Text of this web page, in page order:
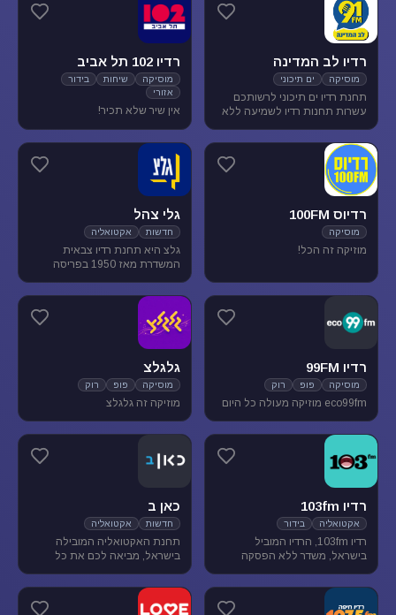
רדיו לב המדינה
מוסיקה ים תיכוני
תחנת רדיו ים תיכוני לרשותכם
עשרות תחנות רדיו לשמיעה ללא
ים תיכונית, מוסיקה לפי שפות
רדיו 102 תל אביב
מוסיקה שיחות
בידור
אזורי
אין שיר שלא תכיר!
רדיוס 100FM
מוסיקה
מוזיקה זה הכל!
גלי צהל
חדשות אקטואליה
גלצ היא תחנת רדיו צבאית
המשדרת מאז 1950 בפריסה
חדשות, תכניות אקטואליה
ותרבות, מוזיקה ועוד.
רדיו 99FM
מוסיקה פופ רוק
eco99fm מוזיקה מעולה כל היום
גלגלצ
מוסיקה פופ רוק
מוזיקה זה גלגלצ
רדיו 103fm
אקטואליה בידור
רדיו 103fm, הרדיו המוביל
בישראל, משדר ללא הפסקה
וסאטירה, עם מיטב המגישים
והעיתונאים
כאן ב
חדשות אקטואליה
תחנת האקטואליה המובילה
בישראל, מביאה לכם את כל
והפרשנויות, של האירועים שעל
סדר היום הישראלי.